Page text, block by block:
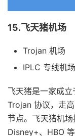
15.飞天猪机场
Trojan 机场
IPLC 专线机场
飞天猪是一家成
Trojan 协议，走
节点。飞天猪机
Disney+、HBO